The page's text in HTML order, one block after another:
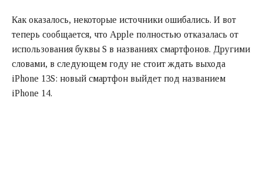
Как оказалось, некоторые источники ошибались. И вот
теперь сообщается, что Apple полностью отказалась от
использования буквы S в названиях смартфонов. Другими
словами, в следующем году не стоит ждать выхода
iPhone 13S: новый смартфон выйдет под названием
iPhone 14.